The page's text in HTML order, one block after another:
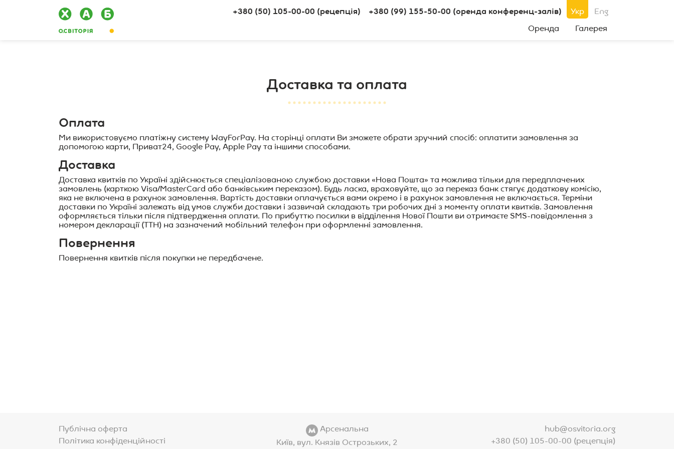
Оренда Галерея
+380 (50) 105-00-00 (рецепція) +380 (99) 155-50-00 (оренда конференц-залів) Укр Eng
Доставка та оплата
Оплата
Ми використовуємо платіжну систему WayForPay. На сторінці оплати Ви зможете обрати зручний спосіб: оплатити замовлення за
допомогою карти, Приват24, Google Pay, Apple Pay та іншими способами.
Доставка
Доставка квитків по Україні здійснюється спеціалізованою службою доставки «Нова Пошта» та можлива тільки для передплачених
замовлень (карткою Visa/MasterCard або банківським переказом). Будь ласка, враховуйте, що за переказ банк стягує додаткову комісію,
яка не включена в рахунок замовлення. Вартість доставки оплачується вами окремо і в рахунок замовлення не включається. Терміни
доставки по Україні залежать від умов служби доставки і зазвичай складають три робочих дні з моменту оплати квитків. Замовлення
оформляється тільки після підтвердження оплати. По прибуттю посилки в відділення Нової Пошти ви отримаєте SMS-повідомлення з
номером декларації (ТТН) на зазначений мобільний телефон при оформленні замовлення.
Повернення
Повернення квитків після покупки не передбачене.
Публічна оферта
Політика конфіденційності
Арсенальна
Київ, вул. Князів Острозьких, 2
hub@osvitoria.org
+380 (50) 105-00-00 (рецепція)